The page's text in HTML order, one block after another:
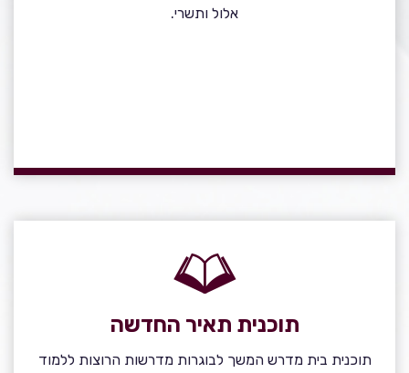
אלול ותשרי.
תוכנית תאיר החדשה
תוכנית בית מדרש המשך לבוגרות מדרשות הרוצות ללמוד